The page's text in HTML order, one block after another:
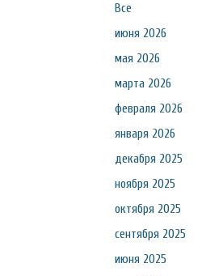
Все
июня 2026
мая 2026
марта 2026
февраля 2026
января 2026
декабря 2025
ноября 2025
октября 2025
сентября 2025
июня 2025